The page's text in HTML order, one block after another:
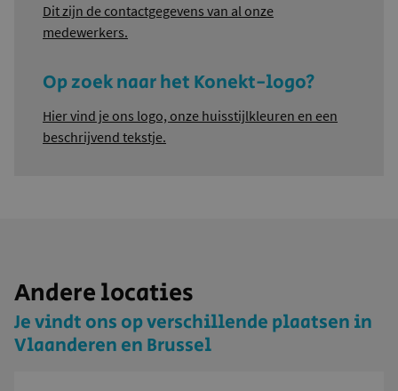
Dit zijn de contactgegevens van al onze
medewerkers.
Op zoek naar het Konekt-logo?
Hier vind je ons logo, onze huisstijlkleuren en een
beschrijvend tekstje.
Andere locaties
Je vindt ons op verschillende plaatsen in
Vlaanderen en Brussel